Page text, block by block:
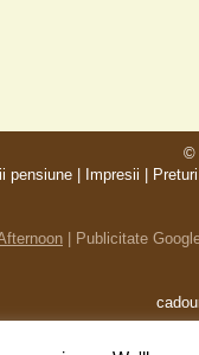
©
pensiune| Impresii
Publicitate